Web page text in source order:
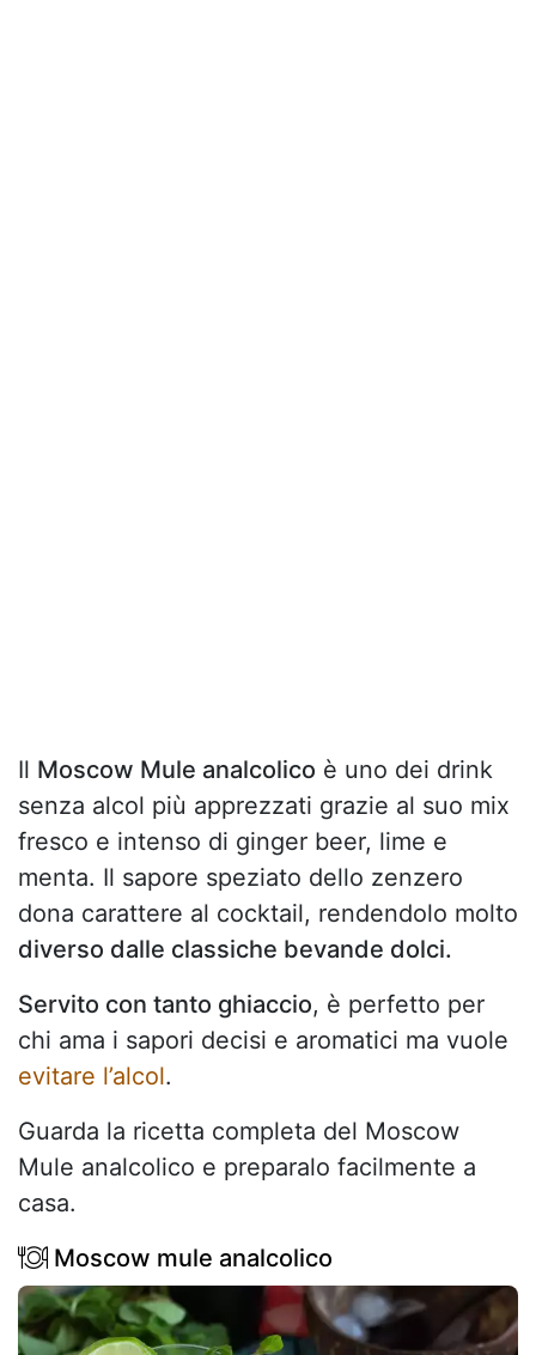
Il Moscow Mule analcolico è uno dei drink
senza alcol più apprezzati grazie al suo mix
fresco e intenso di ginger beer, lime e
menta. Il sapore speziato dello zenzero
dona carattere al cocktail, rendendolo molto
diverso dalle classiche bevande dolci.
Servito con tanto ghiaccio, è perfetto per
chi ama i sapori decisi e aromatici ma vuole
evitare l’alcol.
Guarda la ricetta completa del Moscow
Mule analcolico e preparalo facilmente a
casa.
Moscow mule analcolico